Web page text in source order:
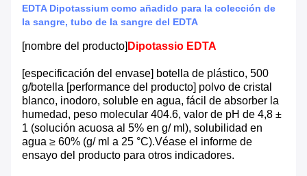
EDTA Dipotassium como añadido para la colección de
la sangre, tubo de la sangre del EDTA
[nombre del producto] Dipotassio EDTA
[especificación del envase] botella de plástico, 500
g/botella [performance del producto] polvo de cristal
blanco, inodoro, soluble en agua, fácil de absorber la
humedad, peso molecular 404.6, valor de pH de 4,8 ±
1 (solución acuosa al 5% en g/ ml), solubilidad en
agua ≥ 60% (g/ ml a 25 °C).Véase el informe de
ensayo del producto para otros indicadores.